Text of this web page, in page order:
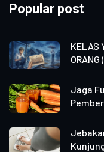
Popular post
KELAS
ORANG
Jaga